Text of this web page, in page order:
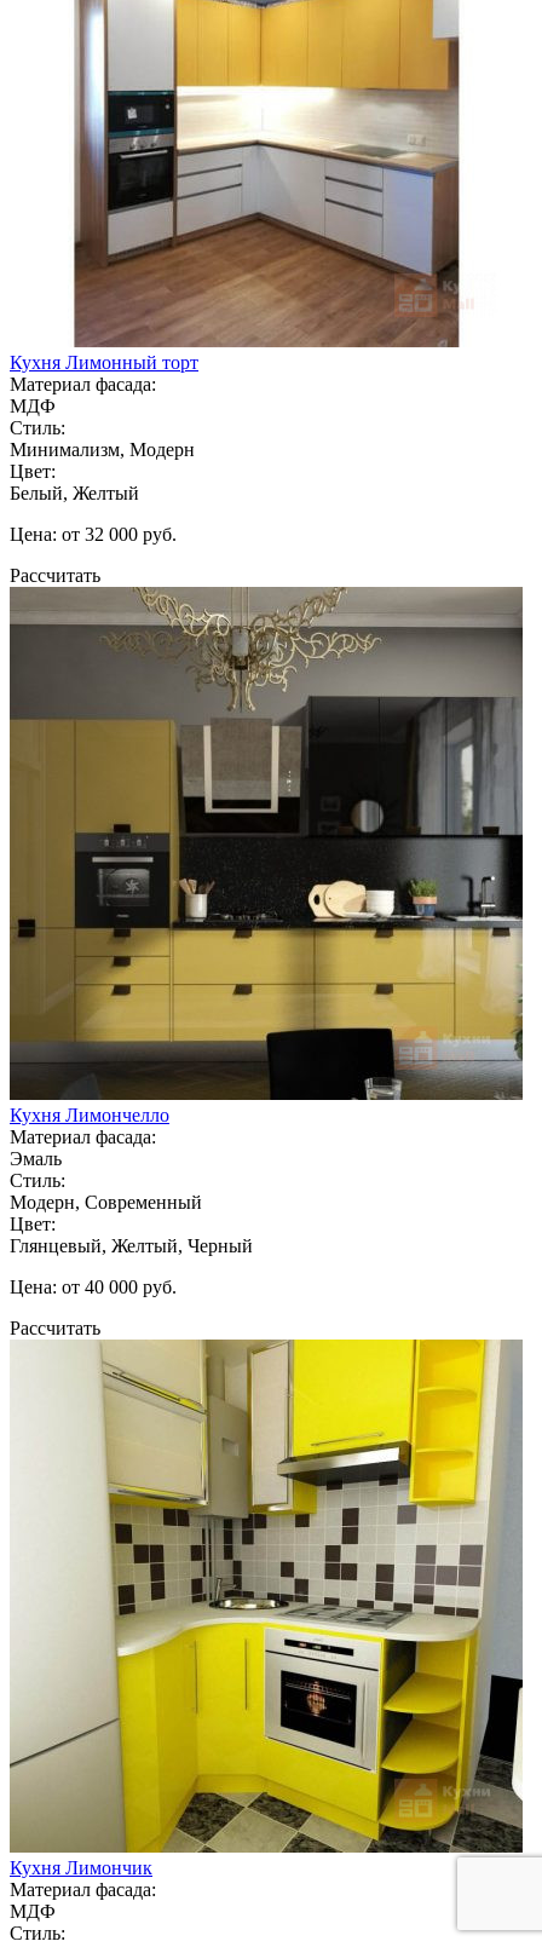
Кухня Лимонный торт
Материал фасада:
МДФ
Стиль:
Минимализм, Модерн
Цвет:
Белый, Желтый
Цена: от 32 000 руб.
Рассчитать
Кухня Лимончелло
Материал фасада:
Эмаль
Стиль:
Модерн, Современный
Цвет:
Глянцевый, Желтый, Черный
Цена: от 40 000 руб.
Рассчитать
Кухня Лимончик
Материал фасада:
МДФ
Стиль: